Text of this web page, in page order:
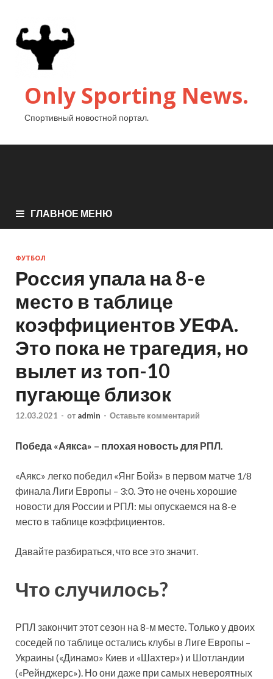
Only Sporting News.
Спортивный новостной портал.
ГЛАВНОЕ МЕНЮ
ФУТБОЛ
Россия упала на 8-е
место в таблице
коэффициентов УЕФА.
Это пока не трагедия, но
вылет из топ-10
пугающе близок
12.03.2021 - от admin - Оставьте комментарий
Победа «Аякса» – плохая новость для РПЛ.
«Аякс» легко победил «Янг Бойз» в первом матче 1/8
финала Лиги Европы – 3:0. Это не очень хорошие
новости для России и РПЛ: мы опускаемся на 8-е
место в таблице коэффициентов.
Давайте разбираться, что все это значит.
Что случилось?
РПЛ закончит этот сезон на 8-м месте. Только у двоих
соседей по таблице остались клубы в Лиге Европы –
Украины («Динамо» Киев и «Шахтер») и Шотландии
(«Рейнджерс»). Но они даже при самых невероятных